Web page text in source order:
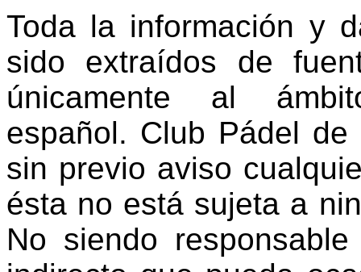
Toda la información y
sido extraídos de
únicamente al
español. Club Pádel
sin previo aviso
ésta no está sujeta a
No siendo